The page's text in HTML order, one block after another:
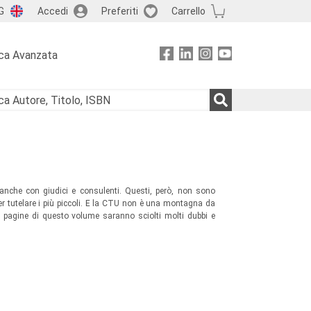
Accedi Preferiti Carrello
Avanzata
con giudici e consulenti. Questi, però, non sono
tutelare i più piccoli. E la CTU non è una montagna da
di questo volume saranno sciolti molti dubbi e